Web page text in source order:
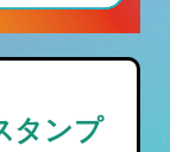
タンプ